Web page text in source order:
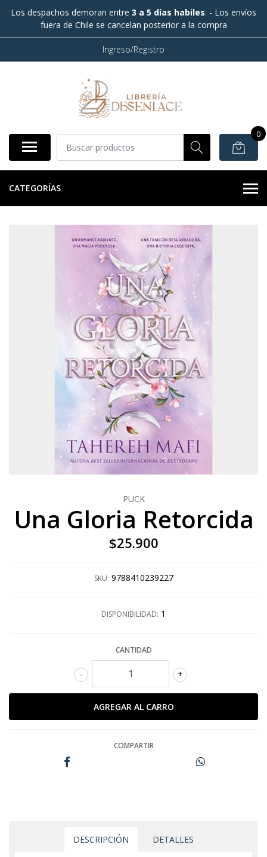
Los despachos demoran entre 3 a 5 días habiles. - Los envíos
fuera de Chile se cancelan posterior a la compra
Ingreso/Registro
0
CATEGORÍAS
PUCK
Una Gloria Retorcida
$25.900
SKU: 9788410239227
DISPONIBILIDAD: 1
CANTIDAD
+
-
COMPARTIR
DESCRIPCIÓN DETALLES